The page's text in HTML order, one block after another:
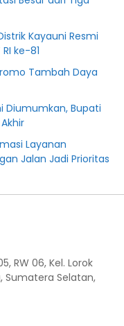
Kayauni Resmi
ke-81
Tambah Daya
Diumumkan, Bupati
Layanan
Jalan Jadi Prioritas
RW 06, Kel. Lorok
Sumatera Selatan,